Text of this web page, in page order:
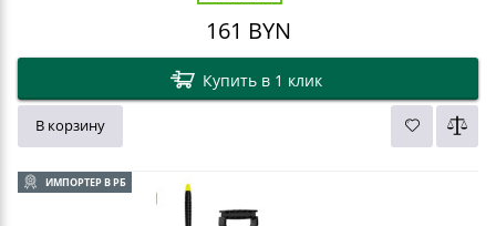
161 BYN
Купить в 1 клик
В корзину
ИМПОРТЕР В РБ